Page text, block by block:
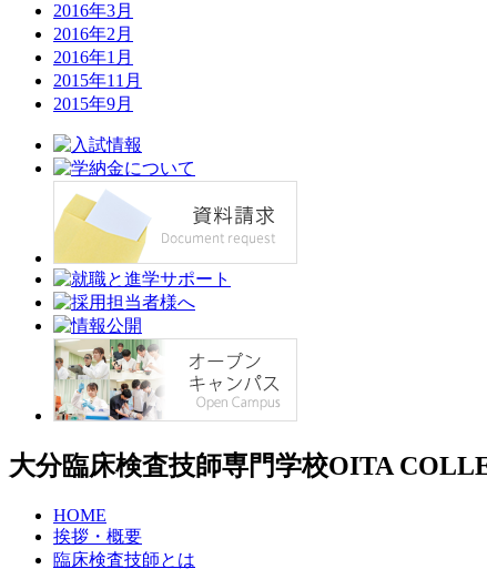
2016年3月
2016年2月
2016年1月
2015年11月
2015年9月
大分臨床検査技師専門学校OITA
HOME
挨拶・概要
臨床検査技師とは